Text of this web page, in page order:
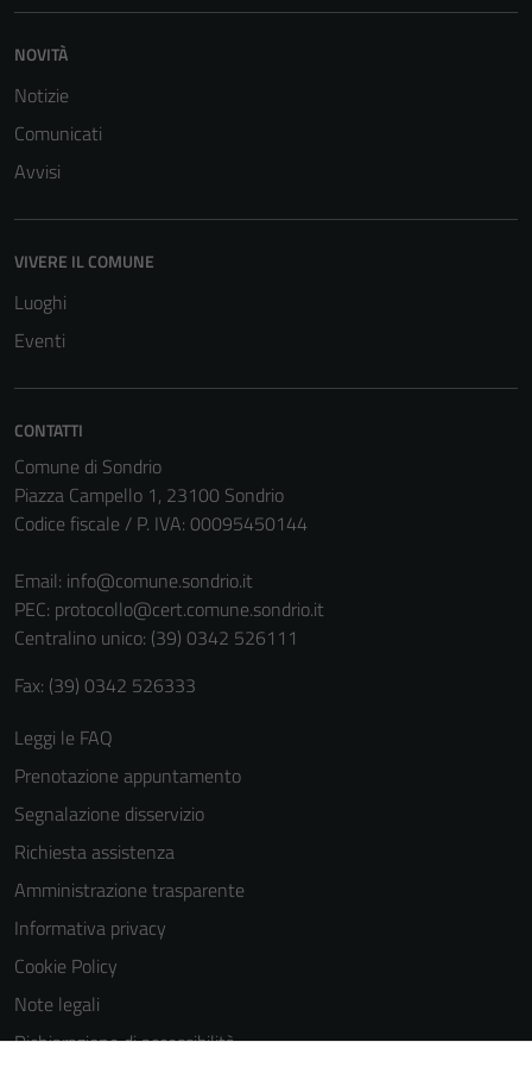
NOVITÀ
Notizie
Comunicati
Avvisi
VIVERE IL COMUNE
Luoghi
Eventi
CONTATTI
Comune di Sondrio
Piazza Campello 1, 23100 Sondrio
Codice fiscale / P. IVA: 00095450144
Email: info@comune.sondrio.it
PEC: protocollo@cert.comune.sondrio.it
Centralino unico: (39) 0342 526111
Fax: (39) 0342 526333
Leggi le FAQ
Prenotazione appuntamento
Segnalazione disservizio
Richiesta assistenza
Amministrazione trasparente
Informativa privacy
Cookie Policy
Note legali
Dichiarazione di accessibilità
del sito e non
non raccolgono